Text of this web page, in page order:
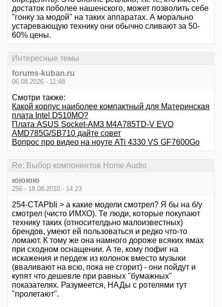
достаток поболее нашенского, может позволить себе
"гонку за модой" на таких аппаратах. А морально
устаревающую технику они обычно сливают за 50-
60% цены.
Интересные темы
forums-kuban.ru
06.08.2026 - 11:48
Смотри также:
Какой корпус наиболее компактный для Материнская
плата Intel D510MO?
Плата ASUS Socket-AM3 M4A785TD-V EVO
AMD785G/SB710 дайте совет
Вопрос про видео на ноуте ATi 4330 VS GF7600Go
Re: Выбор компонентов Home Audio
юююю
256 - 18.08.2010 - 14:23
254-CTAPbIi > а какие модели смотрел? Я бы на б/у
смотрел (чисто ИМХО). Те люди, которые покупают
технику таких (относителдьно малоизвестных)
брендов, умеют ей пользоваться и редко что-то
ломают. К тому же она намного дороже всяких ямах
при сходном оснащении. А те, кому пофиг на
искажения и пердеж из колонок вместо музыки
(вваливают на всю, пока не сгорит) - они пойдут и
купят что дешевле при равных "бумажных"
показателях. Разумеется, НАДы с ротелями тут
"пролетают".